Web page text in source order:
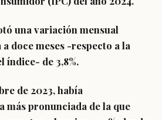
una variación mensual
a doce meses -respecto a la
índice- de 3,8%.
de 2023, había
más pronunciada de la que